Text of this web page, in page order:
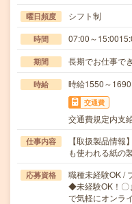
曜日頻度 シフト制
時間 07:00～
期間 長期でお仕事で
時給 時給1550～
交通費
交通費規定内支
仕事内容
【取扱製品情
も使われる紙の
応募資格
職種未経験OK /
◆未経験OK！〇
で気軽にオンラ